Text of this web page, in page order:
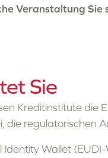
Veranstaltung Sie
Sie
Kreditinstitute die
die regulatorischen
Identity Wallet